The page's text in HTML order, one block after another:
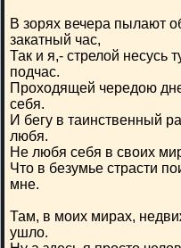
В зорях вечера пылают
закатный час,
Так и я,- стрелой несусь
подчас.
Проходящей чередою
себя.
И бегу в таинственный
любя.
Не любя себя в своих
Что в безумье страсти
мне.
Там, в моих мирах,
ушло.